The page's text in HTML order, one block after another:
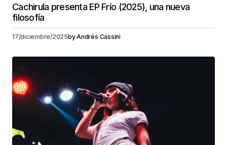
Cachirula presenta EP Frío (2025), una nueva
filosofía
17/diciembre/2025byAndrés Cassini